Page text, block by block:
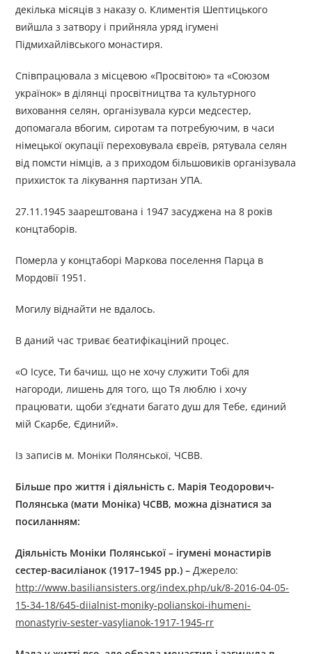
декілька місяців з наказу о. Климентія Шептицького
вийшла з затвору і прийняла уряд ігумені
Підмихайлівського монастиря.
Співпрацювала з місцевою «Просвітою» та «Союзом
українок» в ділянці просвітництва та культурного
виховання селян, організувала курси медсестер,
допомагала вбогим, сиротам та потребуючим, в часи
німецької окупації переховувала євреїв, рятувала селян
від помсти німців, а з приходом більшовиків організувала
прихисток та лікування партизан УПА.
27.11.1945 заарештована і 1947 засуджена на 8 років
концтаборів.
Померла у концтаборі Маркова поселення Парца в
Мордовії 1951.
Могилу віднайти не вдалось.
В даний час триває беатифікаціний процес.
«О Ісусе, Ти бачиш, що не хочу служити Тобі для
нагороди, лишень для того, що Тя люблю і хочу
працювати, щоби з’єднати багато душ для Тебе, єдиний
мій Скарбе, Єдиний».
Із записів м. Моніки Полянської, ЧСВВ.
Більше про життя і діяльністьс. Марія Теодорович-
Полянська (мати Моніка) ЧСВВ, можна дізнатися за
посиланням:
Діяльність Моніки Полянської – ігумені монастирів
сестер-василіанок (1917–1945 рр.) –Джерелo:
http://www.basiliansisters.org/index.php/uk/8-2016-04-05-
15-34-18/645-diialnist-moniky-polianskoi-ihumeni-
monastyriv-sester-vasylianok-1917-1945-rr